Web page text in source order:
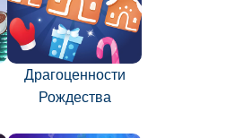
Драгоценности
Рождества